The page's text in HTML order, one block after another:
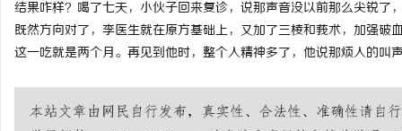
结果咋样？喝了七天，小伙子回来复诊，说那声音没以前那么尖锐了
既然方向对了，李医生就在原方基础上，又加了三棱和莪术，加强破
这一吃就是两个月。再见到他时，整个人精神多了，他说那烦人的叫